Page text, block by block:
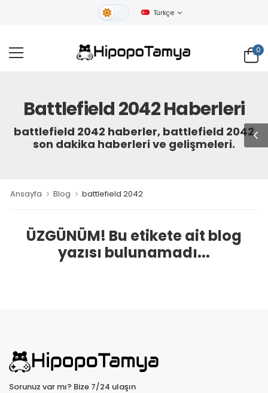
Gündüz Tema
Türkçe
0
Battlefield 2042 Haberleri
battlefield 2042 haberler, battlefield 2042
son dakika haberleri ve gelişmeleri.
Ansayfa Blog battlefield 2042
ÜZGÜNÜM! Bu etikete ait blog
yazısı bulunamadı...
Sorunuz var mı? Bize 7/24 ulaşın